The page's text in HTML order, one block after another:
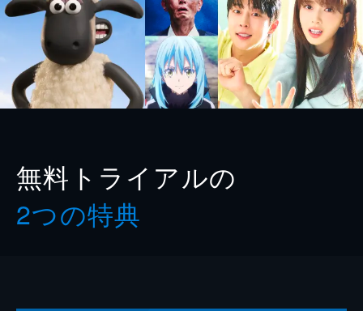
無料トライアルの
2つの特典